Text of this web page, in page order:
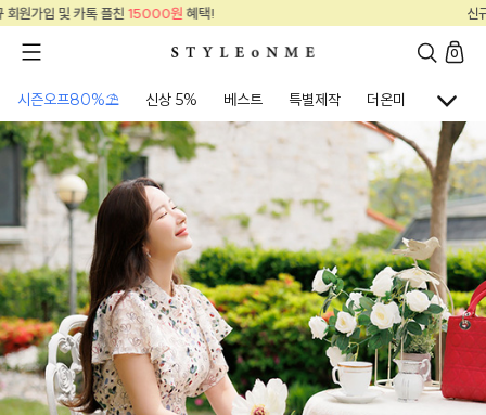
15000원
!
0
시즌오프80%⛱ 신상 5% 베스트 특별제작 더온미 골프웨어